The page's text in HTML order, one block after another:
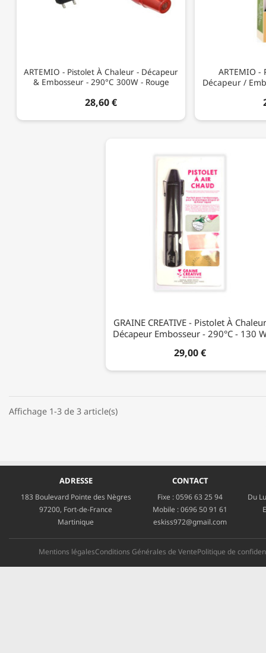
ARTEMIO - Pistolet À Chaleur - Décapeur
& Embosseur - 290°C 300W - Rouge
28,60 €
ARTEMIO -
Décapeur /
GRAINE CREATIVE - Pistolet À Chaleur
Décapeur Embosseur - 290°C - 130
29,00 €
Affichage 1-3 de 3 article(s)
ADRESSE
183 Boulevard Pointe des Nègres
97200, Fort-de-France
Martinique
CONTACT
Fixe :0596 63 25 94
Mobile :0696 50 91 61
eskiss972@gmail.com
Du
Mentions légalesConditions Générales de VentePolitique de